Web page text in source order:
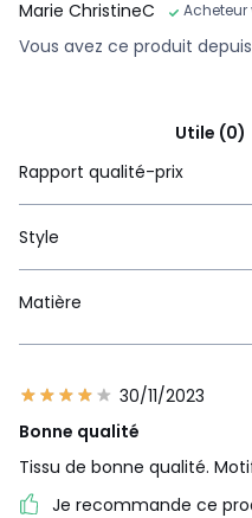
Marie ChristineC
Acheteur
Vous avez ce produit depuis
Utile (0)
Rapport qualité-prix
Style
Matière
30/11/2023
Bonne qualité
Tissu de bonne qualité.
Je recommande ce